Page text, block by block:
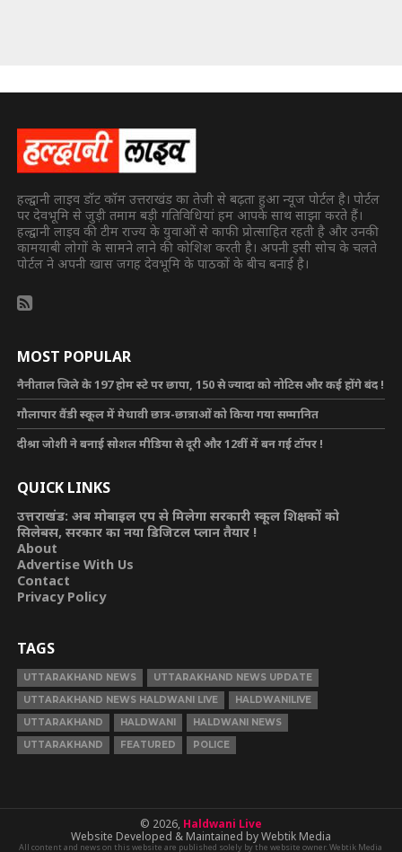
हल्द्वानी लाइव डॉट कॉम उत्तराखंड का तेजी से बढ़ता हुआ न्यूज पोर्टल है। पोर्टल
पर देवभूमि से जुड़ी तमाम बड़ी गतिविधियां हम आपके साथ साझा करते हैं।
हल्द्वानी लाइव की टीम राज्य के युवाओं से काफी प्रोत्साहित रहती है और उनकी
कामयाबी लोगों के सामने लाने की कोशिश करती है। अपनी इसी सोच के चलते
पोर्टल ने अपनी खास जगह देवभूमि के पाठकों के बीच बनाई है।
MOST POPULAR
नैनीताल जिले के 197 होम स्टे पर छापा, 150 से ज्यादा को नोटिस और कई होंगे बंद !
गौलापार वैंडी स्कूल में मेधावी छात्र-छात्राओं को किया गया सम्मानित
दीश्रा जोशी ने बनाई सोशल मीडिया से दूरी और 12वीं में बन गई टॉपर !
QUICK LINKS
उत्तराखंड: अब मोबाइल एप से मिलेगा सरकारी स्कूल शिक्षकों को
सिलेबस, सरकार का नया डिजिटल प्लान तैयार !
About
Advertise With Us
Contact
Privacy Policy
TAGS
UTTARAKHAND NEWS
UTTARAKHAND NEWS UPDATE
UTTARAKHAND NEWS HALDWANI LIVE
HALDWANILIVE
UTTARAKHAND
HALDWANI
HALDWANI NEWS
UTTARAKHAND
FEATURED POLICE
© 2026, Haldwani Live
Website Developed & Maintained by Webtik Media
All content and news on this website are published solely by the website owner. Webtik Media